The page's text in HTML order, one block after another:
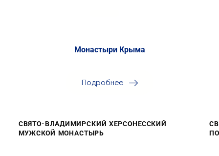
Монастыри Крыма
Подробнее
СВЯТО-ВЛАДИМИРСКИЙ ХЕРСОНЕССКИЙ
МУЖСКОЙ МОНАСТЫРЬ